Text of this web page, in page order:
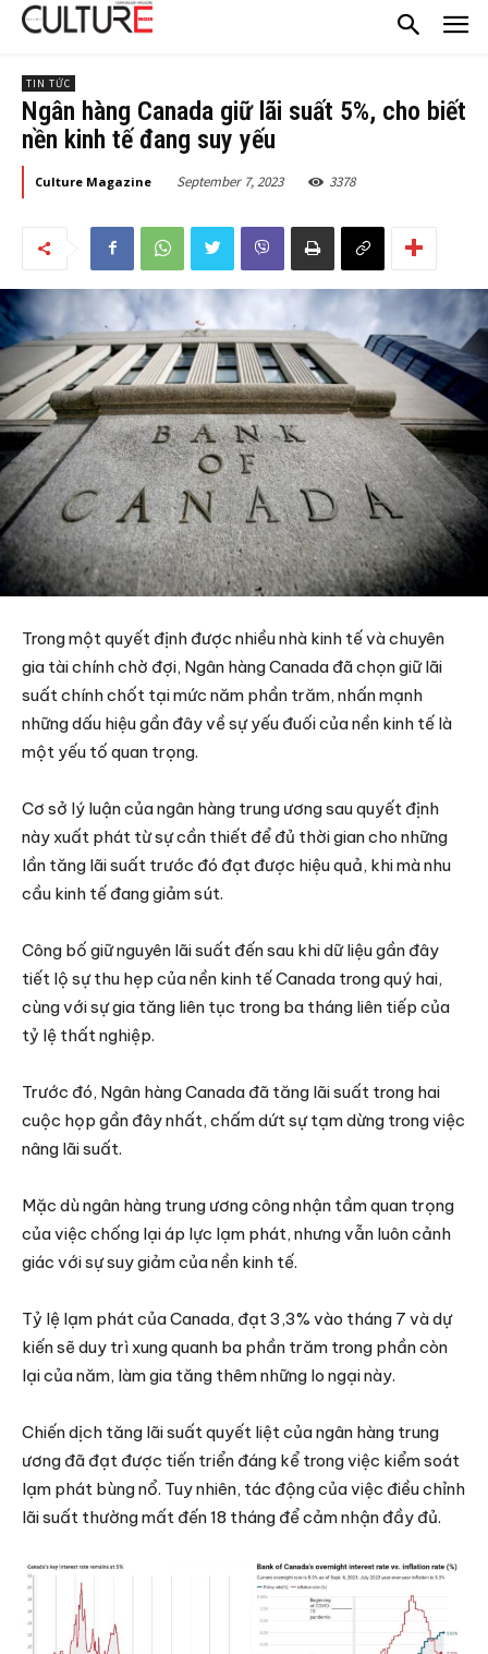
TIN TỨC
Ngân hàng Canada giữ lãi suất 5%, cho biết
nền kinh tế đang suy yếu
Culture Magazine September 7, 2023 3378
Trong một quyết định được nhiều nhà kinh tế và chuyên
gia tài chính chờ đợi, Ngân hàng Canada đã chọn giữ lãi
suất chính chốt tại mức năm phần trăm, nhấn mạnh
những dấu hiệu gần đây về sự yếu đuối của nền kinh tế là
một yếu tố quan trọng.
Cơ sở lý luận của ngân hàng trung ương sau quyết định
này xuất phát từ sự cần thiết để đủ thời gian cho những
lần tăng lãi suất trước đó đạt được hiệu quả, khi mà nhu
cầu kinh tế đang giảm sút.
Công bố giữ nguyên lãi suất đến sau khi dữ liệu gần đây
tiết lộ sự thu hẹp của nền kinh tế Canada trong quý hai,
cùng với sự gia tăng liên tục trong ba tháng liên tiếp của
tỷ lệ thất nghiệp.
Trước đó, Ngân hàng Canada đã tăng lãi suất trong hai
cuộc họp gần đây nhất, chấm dứt sự tạm dừng trong việc
nâng lãi suất.
Mặc dù ngân hàng trung ương công nhận tầm quan trọng
của việc chống lại áp lực lạm phát, nhưng vẫn luôn cảnh
giác với sự suy giảm của nền kinh tế.
Tỷ lệ lạm phát của Canada, đạt 3,3% vào tháng 7 và dự
kiến sẽ duy trì xung quanh ba phần trăm trong phần còn
lại của năm, làm gia tăng thêm những lo ngại này.
Chiến dịch tăng lãi suất quyết liệt của ngân hàng trung
ương đã đạt được tiến triển đáng kể trong việc kiểm soát
lạm phát bùng nổ. Tuy nhiên, tác động của việc điều chỉnh
lãi suất thường mất đến 18 tháng để cảm nhận đầy đủ.